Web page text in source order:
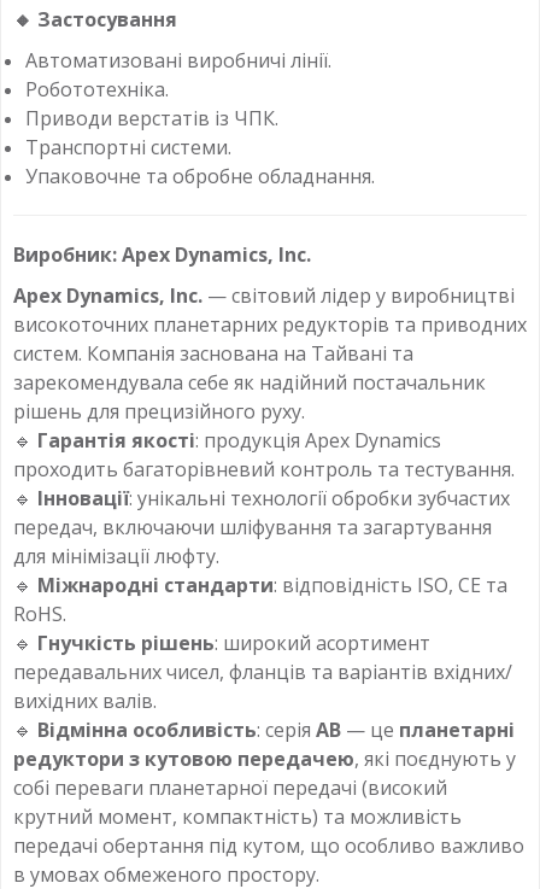
🔸 Застосування
Автоматизовані виробничі лінії.
Робототехніка.
Приводи верстатів із ЧПК.
Транспортні системи.
Упаковочне та обробне обладнання.
Виробник: Apex Dynamics, Inc.
Apex Dynamics, Inc. — світовий лідер у виробництві
високоточних планетарних редукторів та приводних
систем. Компанія заснована на Тайвані та
зарекомендувала себе як надійний постачальник
рішень для прецизійного руху.
🔹 Гарантія якості: продукція Apex Dynamics
проходить багаторівневий контроль та тестування.
🔹 Інновації: унікальні технології обробки зубчастих
передач, включаючи шліфування та загартування
для мінімізації люфту.
🔹 Міжнародні стандарти: відповідність ISO, CE та
RoHS.
🔹 Гнучкість рішень: широкий асортимент
передавальних чисел, фланців та варіантів вхідних/
вихідних валів.
🔹 Відмінна особливість: серія AB — це планетарні
редуктори з кутовою передачею, які поєднують у
собі переваги планетарної передачі (високий
крутний момент, компактність) та можливість
передачі обертання під кутом, що особливо важливо
в умовах обмеженого простору.